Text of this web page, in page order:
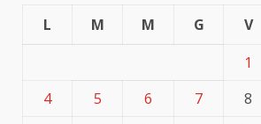
L M M G V
1
4
5 6 7 8